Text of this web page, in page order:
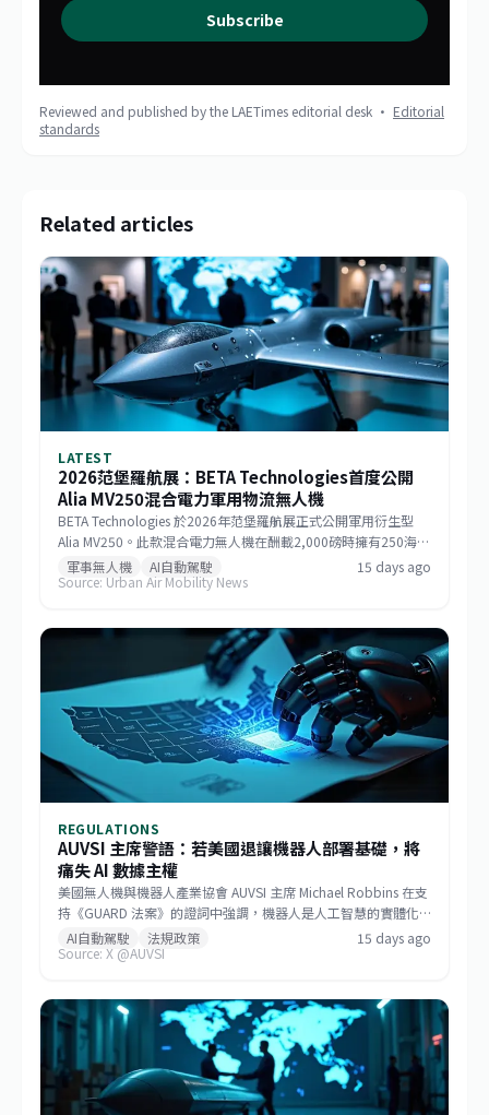
Subscribe
Reviewed and published by the LAETimes editorial desk · Editorial
standards
Related articles
LATEST
2026范堡羅航展：BETA Technologies首度公開
Alia MV250混合電力軍用物流無人機
BETA Technologies 於2026年范堡羅航展正式公開軍用衍生型
Alia MV250。此款混合電力無人機在酬載2,000磅時擁有250海里
戰術航程，若酬載減至1,000磅則任務半徑可達750海里，巡航速
度逾170節。該機整合GE Aerospace研發的渦輪發電機與
換任務模組。BETA強調，相較於傾轉旋翼機，MV250能以更低成
本提供更遠、更快的運補能力，滿足未來分散式作戰需求。
軍事無人機 AI自動駕駛
15 days ago
Source: Urban Air Mobility News
REGULATIONS
AUVSI 主席警語：若美國退讓機器人部署基礎，將
痛失 AI 數據主權
美國無人機與機器人產業協會 AUVSI 主席 Michael Robbins 在支
持《GUARD 法案》的證詞中強調，機器人是人工智慧的實體化
身，若美國將機器人部署的基礎設施讓給中國，無異於直接交出
建構 AI 領導地位所仰賴的大數據。此聽證會旨在推動立法，確保
AI自動駕駛 法規政策
15 days ago
Source: X @AUVSI